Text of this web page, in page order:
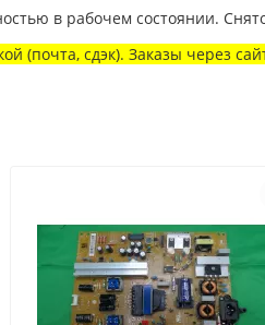
в рабочем состоянии.
(почта, сдэк). Заказы через